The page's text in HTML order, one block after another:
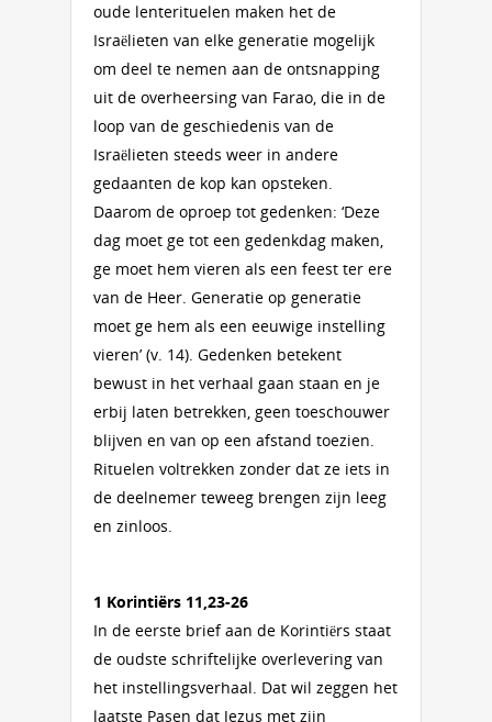
oude lenterituelen maken het de
Israëlieten van elke generatie mogelijk
om deel te nemen aan de ontsnapping
uit de overheersing van Farao, die in de
loop van de geschiedenis van de
Israëlieten steeds weer in andere
gedaanten de kop kan opsteken.
Daarom de oproep tot gedenken: ‘Deze
dag moet ge tot een gedenkdag maken,
ge moet hem vieren als een feest ter ere
van de Heer. Generatie op generatie
moet ge hem als een eeuwige instelling
vieren’ (v. 14). Gedenken betekent
bewust in het verhaal gaan staan en je
erbij laten betrekken, geen toeschouwer
blijven en van op een afstand toezien.
Rituelen voltrekken zonder dat ze iets in
de deelnemer teweeg brengen zijn leeg
en zinloos.
1 Korintiërs 11,23-26
In de eerste brief aan de Korintiërs staat
de oudste schriftelijke overlevering van
het instellingsverhaal. Dat wil zeggen het
laatste Pasen dat Jezus met zijn